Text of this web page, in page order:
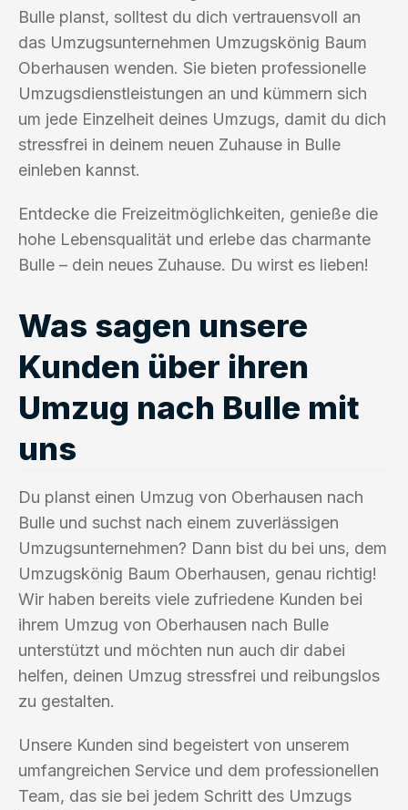
Bulle planst, solltest du dich vertrauensvoll an
das Umzugsunternehmen Umzugskönig Baum
Oberhausen wenden. Sie bieten professionelle
Umzugsdienstleistungen an und kümmern sich
um jede Einzelheit deines Umzugs, damit du dich
stressfrei in deinem neuen Zuhause in Bulle
einleben kannst.
Entdecke die Freizeitmöglichkeiten, genieße die
hohe Lebensqualität und erlebe das charmante
Bulle – dein neues Zuhause. Du wirst es lieben!
Was sagen unsere
Kunden über ihren
Umzug nach Bulle mit
uns
Du planst einen Umzug von Oberhausen nach
Bulle und suchst nach einem zuverlässigen
Umzugsunternehmen? Dann bist du bei uns, dem
Umzugskönig Baum Oberhausen, genau richtig!
Wir haben bereits viele zufriedene Kunden bei
ihrem Umzug von Oberhausen nach Bulle
unterstützt und möchten nun auch dir dabei
helfen, deinen Umzug stressfrei und reibungslos
zu gestalten.
Unsere Kunden sind begeistert von unserem
umfangreichen Service und dem professionellen
Team, das sie bei jedem Schritt des Umzugs